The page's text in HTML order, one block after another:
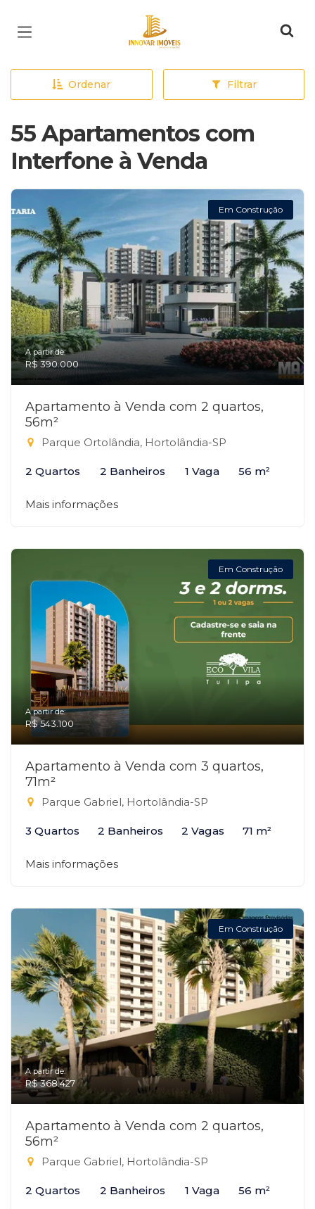
Página inicial
Ordenar Filtrar
55 Apartamentos com
Interfone à Venda
Em Construção
A partir de:
R$ 390.000
Apartamento à Venda com 2 quartos,
56m²
Parque Ortolândia, Hortolândia-SP
2 Quartos 2 Banheiros 1 Vaga 56 m²
Mais informações
Em Construção
A partir de:
R$ 543.100
Apartamento à Venda com 3 quartos,
71m²
Parque Gabriel, Hortolândia-SP
3 Quartos 2 Banheiros 2 Vagas 71 m²
Mais informações
Em Construção
A partir de:
R$ 368.427
Apartamento à Venda com 2 quartos,
56m²
Parque Gabriel, Hortolândia-SP
2 Quartos 2 Banheiros 1 Vaga 56 m²